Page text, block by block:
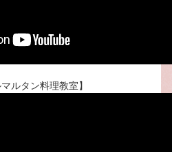
ルタン料理教室】